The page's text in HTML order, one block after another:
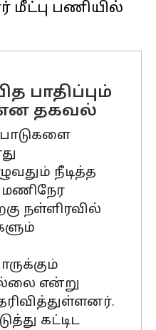
மீட்பு பணியில்
பாதிப்பும்
தகவல்
நீடித்த
மணிநேர
நள்ளிரவில்
என்று
கட்டிட